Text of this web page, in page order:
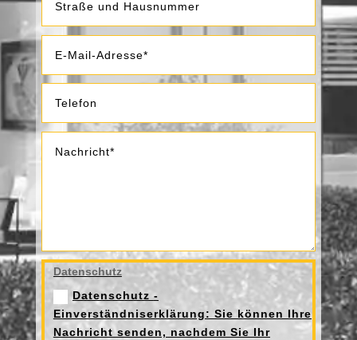
Datenschutz
Datenschutz -
Einverständniserklärung: Sie können Ihre
Nachricht senden, nachdem Sie Ihr